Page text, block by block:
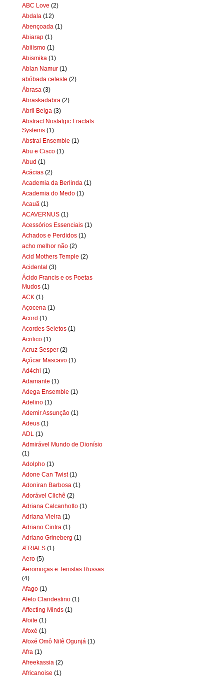
ABC Love (2)
Abdala (12)
Abençoada (1)
Abiarap (1)
Abiiismo (1)
Abismika (1)
Ablan Namur (1)
abóbada celeste (2)
Àbrasa (3)
Abraskadabra (2)
Abril Belga (3)
Abstract Nostalgic Fractals
Systems (1)
Abstrai Ensemble (1)
Abu e Cisco (1)
Abud (1)
Acácias (2)
Academia da Berlinda (1)
Academia do Medo (1)
Acauã (1)
ACAVERNUS (1)
Acessórios Essenciais (1)
Achados e Perdidos (1)
acho melhor não (2)
Acid Mothers Temple (2)
Acidental (3)
Ácido Francis e os Poetas
Mudos (1)
ACK (1)
Açocena (1)
Acord (1)
Acordes Seletos (1)
Acrilico (1)
Acruz Sesper (2)
Açúcar Mascavo (1)
Ad4chi (1)
Adamante (1)
Adega Ensemble (1)
Adelino (1)
Ademir Assunção (1)
Adeus (1)
ADL (1)
Admirável Mundo de Dionísio
(1)
Adolpho (1)
Adone Can Twist (1)
Adoniran Barbosa (1)
Adorável Clichê (2)
Adriana Calcanhotto (1)
Adriana Vieira (1)
Adriano Cintra (1)
Adriano Grineberg (1)
ÆRIALS (1)
Aero (5)
Aeromoças e Tenistas Russas
(4)
Afago (1)
Afeto Clandestino (1)
Affecting Minds (1)
Afoite (1)
Afoxé (1)
Afoxé Omô Nilê Ogunjá (1)
Afra (1)
Afreekassia (2)
Africanoise (1)